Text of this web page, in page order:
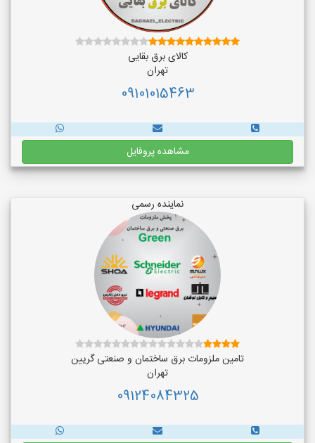
کالای برق بقایی
تهران
09101015463
مشاهده پروفایل
نماینده رسمی
تامین ملزومات برق ساختمان و صنعتی گریین
تهران
09124084325